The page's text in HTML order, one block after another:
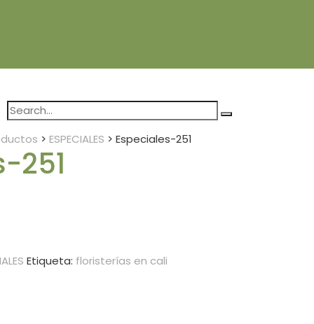
>ESPECIALES >Especiales-251
251
Etiqueta: floristerías en cali